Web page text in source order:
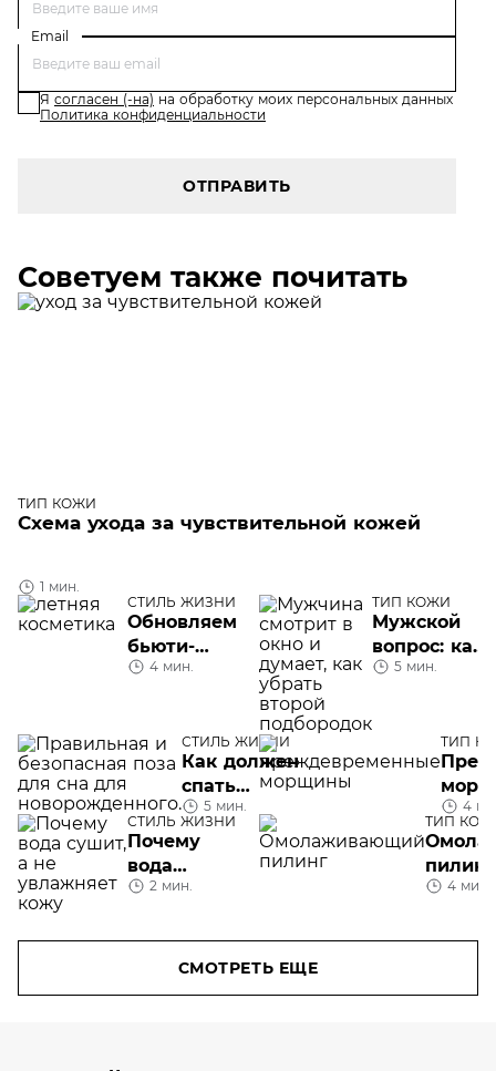
Email
Я согласен (-на) на обработку моих персональных данных
Политика конфиденциальности
ОТПРАВИТЬ
Советуем также почитать
ТИП КОЖИ
Схема ухода за чувствительной кожей
1 мин.
СТИЛЬ ЖИЗНИ
Обновляем
бьюти-
полочку к
4 мин.
ТИП КОЖИ
Мужской
вопрос: как
убрать
мужчине
5 мин.
СТИЛЬ ЖИЗНИ
Как должен
спать
новорожденный
5 мин.
ТИП
4
СТИЛЬ ЖИЗНИ
Почему
вода
сушит, а
увлажняет
2 мин.
ТИП
пилинг
4 мин.
СМОТРЕТЬ ЕЩЕ